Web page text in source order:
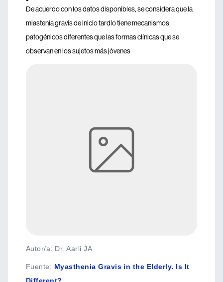
De acuerdo con los datos disponibles, se considera que la
miastenia gravis de inicio tardío tiene mecanismos
patogénicos diferentes que las formas clínicas que se
observan en los sujetos más jóvenes
Autor/a: Dr. Aarli JA
Fuente: Myasthenia Gravis in the Elderly. Is It